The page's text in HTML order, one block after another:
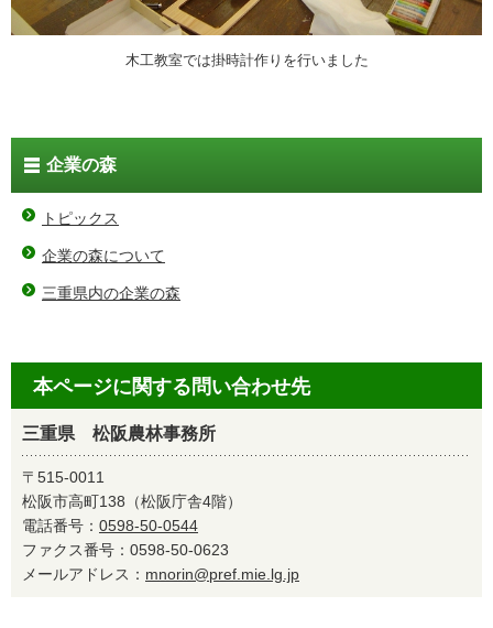
木工教室では掛時計作りを行いました
企業の森
トピックス
企業の森について
三重県内の企業の森
本ページに関する問い合わせ先
三重県 松阪農林事務所
〒515-0011
松阪市高町138（松阪庁舎4階）
電話番号： 0598-50-0544
ファクス番号：0598-50-0623
メールアドレス： mnorin@pref.mie.lg.jp